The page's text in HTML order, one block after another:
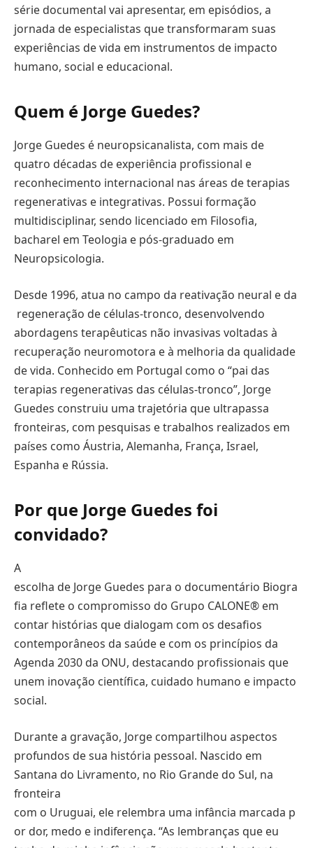
série documental vai apresentar, em episódios, a
jornada de especialistas que transformaram suas
experiências de vida em instrumentos de impacto
humano, social e educacional.
Quem é Jorge Guedes?
Jorge Guedes é neuropsicanalista, com mais de
quatro décadas de experiência profissional e
reconhecimento internacional nas áreas de terapias
regenerativas e integrativas. Possui formação
multidisciplinar, sendo licenciado em Filosofia,
bacharel em Teologia e pós-graduado em
Neuropsicologia.
Desde 1996, atua no campo da reativação neural e da
regeneração de células-tronco, desenvolvendo
abordagens terapêuticas não invasivas voltadas à
recuperação neuromotora e à melhoria da qualidade
de vida. Conhecido em Portugal como o “pai das
terapias regenerativas das células-tronco”, Jorge
Guedes construiu uma trajetória que ultrapassa
fronteiras, com pesquisas e trabalhos realizados em
países como Áustria, Alemanha, França, Israel,
Espanha e Rússia.
Por que Jorge Guedes foi
convidado?
A
escolha de Jorge Guedes para o documentário Biogra
fia reflete o compromisso do Grupo CALONE® em
contar histórias que dialogam com os desafios
contemporâneos da saúde e com os princípios da
Agenda 2030 da ONU, destacando profissionais que
unem inovação científica, cuidado humano e impacto
social.
Durante a gravação, Jorge compartilhou aspectos
profundos de sua história pessoal. Nascido em
Santana do Livramento, no Rio Grande do Sul, na
fronteira
com o Uruguai, ele relembra uma infância marcada p
or dor, medo e indiferença. “As lembranças que eu